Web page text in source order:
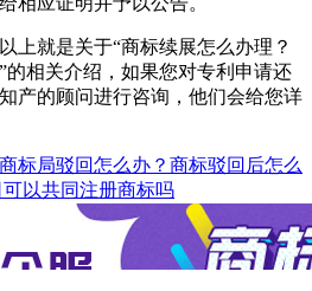
就是关于“商标续展怎么办理？
的相关介绍，如果您对专利申请还
产的顾问进行咨询，他们会给您详
标局驳回怎么办？商标驳回后怎么
以共同注册商标吗